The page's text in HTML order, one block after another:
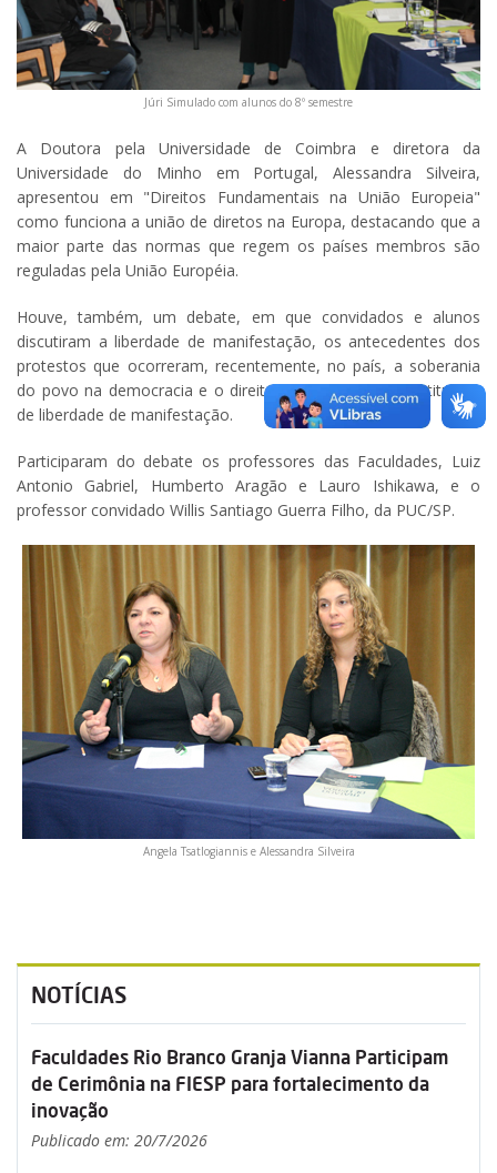
Júri Simulado com alunos do 8º semestre
A Doutora pela Universidade de Coimbra e diretora da
Universidade do Minho em Portugal, Alessandra Silveira,
apresentou em "Direitos Fundamentais na União Europeia"
como funciona a união de diretos na Europa, destacando que a
maior parte das normas que regem os países membros são
reguladas pela União Européia.
Houve, também, um debate, em que convidados e alunos
discutiram a liberdade de manifestação, os antecedentes dos
protestos que ocorreram, recentemente, no país, a soberania
do povo na democracia e o direito garantido pela constituição
de liberdade de manifestação.
Participaram do debate os professores das Faculdades, Luiz
Antonio Gabriel, Humberto Aragão e Lauro Ishikawa, e o
professor convidado Willis Santiago Guerra Filho, da PUC/SP.
Angela Tsatlogiannis e Alessandra Silveira
NOTÍCIAS
Faculdades Rio Branco Granja Vianna Participam
de Cerimônia na FIESP para fortalecimento da
inovação
Publicado em: 20/7/2026